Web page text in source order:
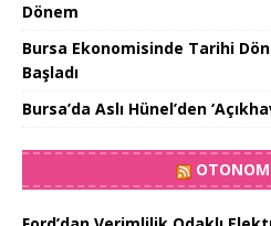
Dönem
Bursa Ekonomisinde Tarihi
Başladı
Bursa’da Aslı Hünel’den